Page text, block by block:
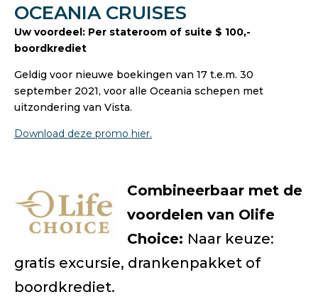
OCEANIA CRUISES
Uw voordeel: Per stateroom of suite $ 100,-
boordkrediet
Geldig voor nieuwe boekingen van 17 t.e.m. 30
september 2021, voor alle Oceania schepen met
uitzondering van Vista.
Download deze promo hier.
Combineerbaar met de
voordelen van Olife
Choice: Naar keuze:
gratis excursie, drankenpakket of
boordkrediet.